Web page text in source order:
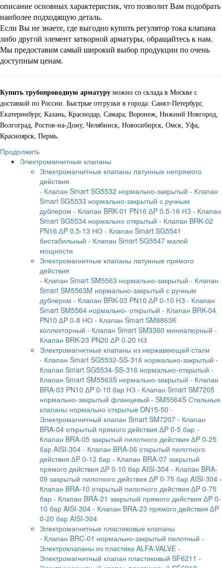
описание основных характеристик, что позволит Вам подобрать
наиболее подходящую деталь.
Если Вы не знаете, где выгодно купить регулятор тока клапана
либо другой элемент затворной арматуры, обращайтесь к нам.
Мы предоставим самый широкий выбор продукции по очень
доступным ценам.
Купить трубопроводную арматуру можно со склада в Москве с
доставкой по России. Быстрые отгрузки в города: Санкт-Петербург,
Екатеринбург, Казань, Краснодар, Самара, Воронеж, Нижний Новгород,
Волгоград, Ростов-на-Дону, Челябинск, Новосибирск, Омск, Уфа,
Красноярск, Пермь.
Продолжить
Электромагнитные клапаны
Электромагнитные клапаны латунные непрямого
действия
- Клапан Smart SG5532 нормально-закрытый - Клапан
Smart SG5533 нормально-закрытый с ручным
дублером - Клапан BRK-01 PN16 ∆P 0.5-16 НЗ - Клапан
Smart SG5534 нормально открытый - Клапан BRK-02
PN16 ∆P 0.5-13 НО - Клапан Smart SG5541
бистабильный - Клапан Smart SG5547 малой
мощности
Электромагнитные клапаны латунные прямого
действия
- Клапан Smart SM5563 нормально-закрытый - Клапан
Smart SM5563M нормально-закрытый с ручным
дублёром - Клапан BRK-03 PN10 ∆P 0-10 НЗ - Клапан
Smart SM5564 нормально- открытый - Клапан BRK-04
PN10 ∆P 0-8 НО - Клапан Smart SM8863K
коллекторный - Клапан Smart SM3360 миниатюрный -
Клапан BRK-23 PN20 ∆P 0-20 НЗ
Электромагнитные клапаны из нержавеющей стали
- Клапан Smart SG5532-SS-316 нормально-закрытый -
Клапан Smart SG5534-SS-316 нормально-открытый -
Клапан Smart SM5563S нормально-закрытый - Клапан
BRA-03 PN10 ∆P 0-10 бар НЗ - Клапан Smart SM7205
нормально-закрытый фланцевый - SM5564S Стальные
клапаны нормально открытые DN15-50 -
Электромагнитный клапан Smart SM7207 - Клапан
BRA-04 открытый прямого действия ∆P 0-5 бар -
Клапан BRA-05 закрытый пилотного действия ∆P 0-25
бар AISI-304 - Клапан BRA-06 открытый пилотного
действия ∆P 0-12 бар - Клапан BRA-07 закрытый
прямого действия ∆P 0-10 бар AISI-304 - Клапан BRA-
09 закрытый пилотного действия ∆P 0-75 бар AISI-304 -
Клапан BRA-10 открытый пилотного действия ∆P 0-75
бар - Клапан BRA-21 закрытый прямого действия ∆P 0-
10 бар AISI-304 - Клапан BRA-23 прямого действия ∆P
0-20 бар AISI-304
Электромагнитные пластиковые клапаны
- Клапан BRC-01 нормально-закрытый пилотный -
Электроклапаны из пластика ALFA-VALVE -
Электромагнитный клапан пластиковый SF6211 -